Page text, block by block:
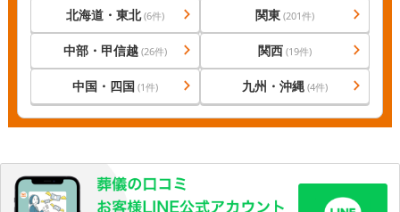
北海道・東北(6件) 関東 (201件)
中部・甲信越 (26件) 関西 (19件)
中国・四国 (1件) 九州・沖縄 (4件)